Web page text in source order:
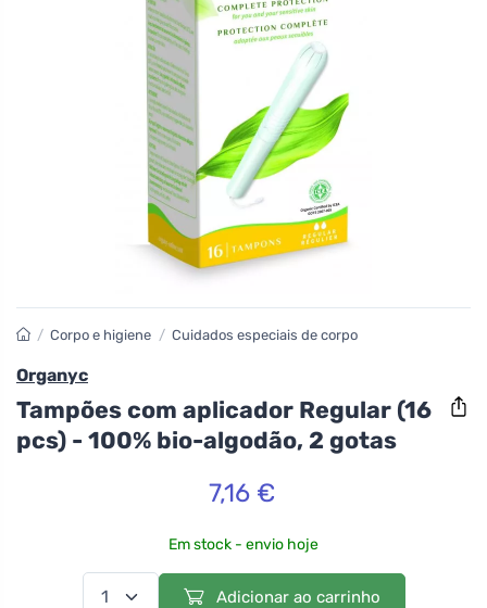
/ Corpo e higiene / Cuidados especiais de corpo
Organyc
Tampões com aplicador Regular (16
pcs) - 100% bio-algodão, 2 gotas
7,16 €
Em stock - envio hoje
Adicionar ao carrinho